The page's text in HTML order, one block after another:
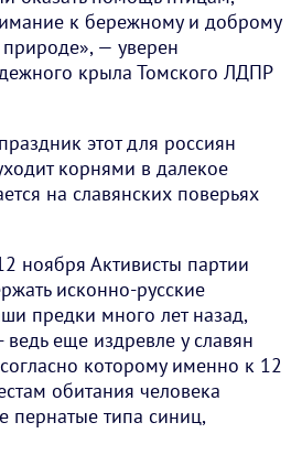
к бережному и доброму
— уверен
крыла Томского ЛДПР
этот для россиян
корнями в далекое
на славянских поверьях
ноября Активисты партии
исконно-русские
предки много лет назад,
ведь еще издревле у славян
которому именно к 12
обитания человека
пернатые типа синиц,